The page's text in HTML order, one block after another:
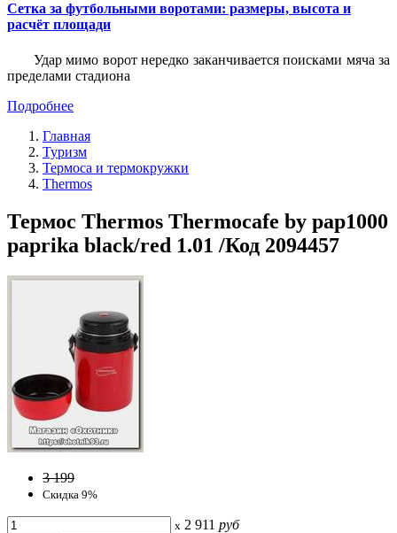
Сетка за футбольными воротами: размеры, высота и
расчёт площади
Удар мимо ворот нередко заканчивается поисками мяча за
пределами стадиона
Подробнее
Главная
Туризм
Термоса и термокружки
Thermos
Термос Thermos Thermocafe by pap1000
paprika black/red 1.01 /Код 2094457
3 199
Скидка 9%
x 2 911 руб